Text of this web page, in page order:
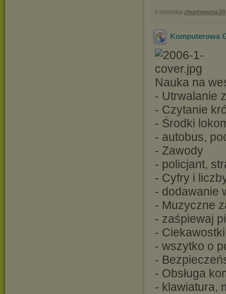
z chomika zbuntowana30
Komputerowa
Nauka na
- Utrwalanie
- Czytanie
- Środki
- autobus,
- Zawody
- policjant,
- Cyfry i
- dodawanie
- Muzyczne
- zaśpiewaj
- Ciekawostki
- wszytko o
-
- Obsługa
- klawiatura,